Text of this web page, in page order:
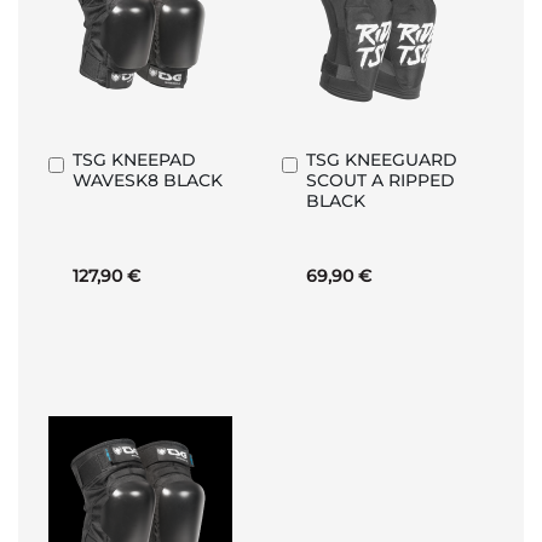
TSG KNEEPAD
WAVESK8 BLACK
127,90 €
Aggiungi
al
TSG KNEEGUARD
SCOUT A RIPPED
BLACK
69,90 €
Aggiungi
al
Carrello